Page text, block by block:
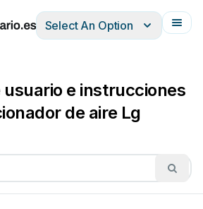
ItalianoFrançais
Select An Option
e instrucciones
de aire Lg